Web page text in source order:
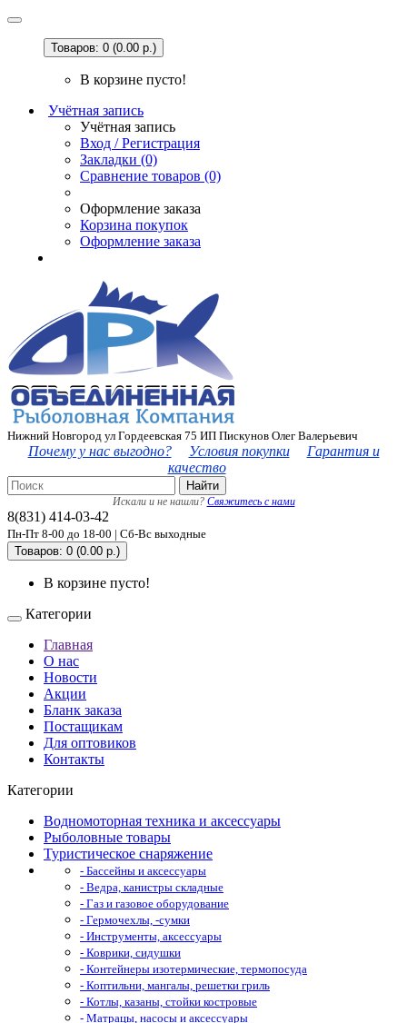
Товаров: 0 (0.00 р.)
В корзине пусто!
Учётная запись
Учётная запись
Вход / Регистрация
Закладки (0)
Сравнение товаров (0)
Оформление заказа
Корзина покупок
Оформление заказа
Нижний Новгород ул Гордеевская 75 ИП Пискунов Олег Валерьевич
Почему у нас выгодно? Условия покупки
Гарантия и
качество
Найти
Искали и не нашли? Свяжитесь с нами
8(831) 414-03-42
Пн-Пт 8-00 до 18-00 | Сб-Вс выходные
Товаров: 0 (0.00 р.)
В корзине пусто!
Категории
Главная
О нас
Новости
Акции
Бланк заказа
Постащикам
Для оптовиков
Контакты
Категории
Водномоторная техника и аксессуары
Рыболовные товары
Туристическое снаряжение
- Бассейны и аксессуары
- Ведра, канистры складные
- Газ и газовое оборудование
- Гермочехлы, -сумки
- Инструменты, аксессуары
- Коврики, сидушки
- Контейнеры изотермические, термопосуда
- Коптильни, мангалы, решетки гриль
- Котлы, казаны, стойки костровые
- Матрацы, насосы и аксессуары